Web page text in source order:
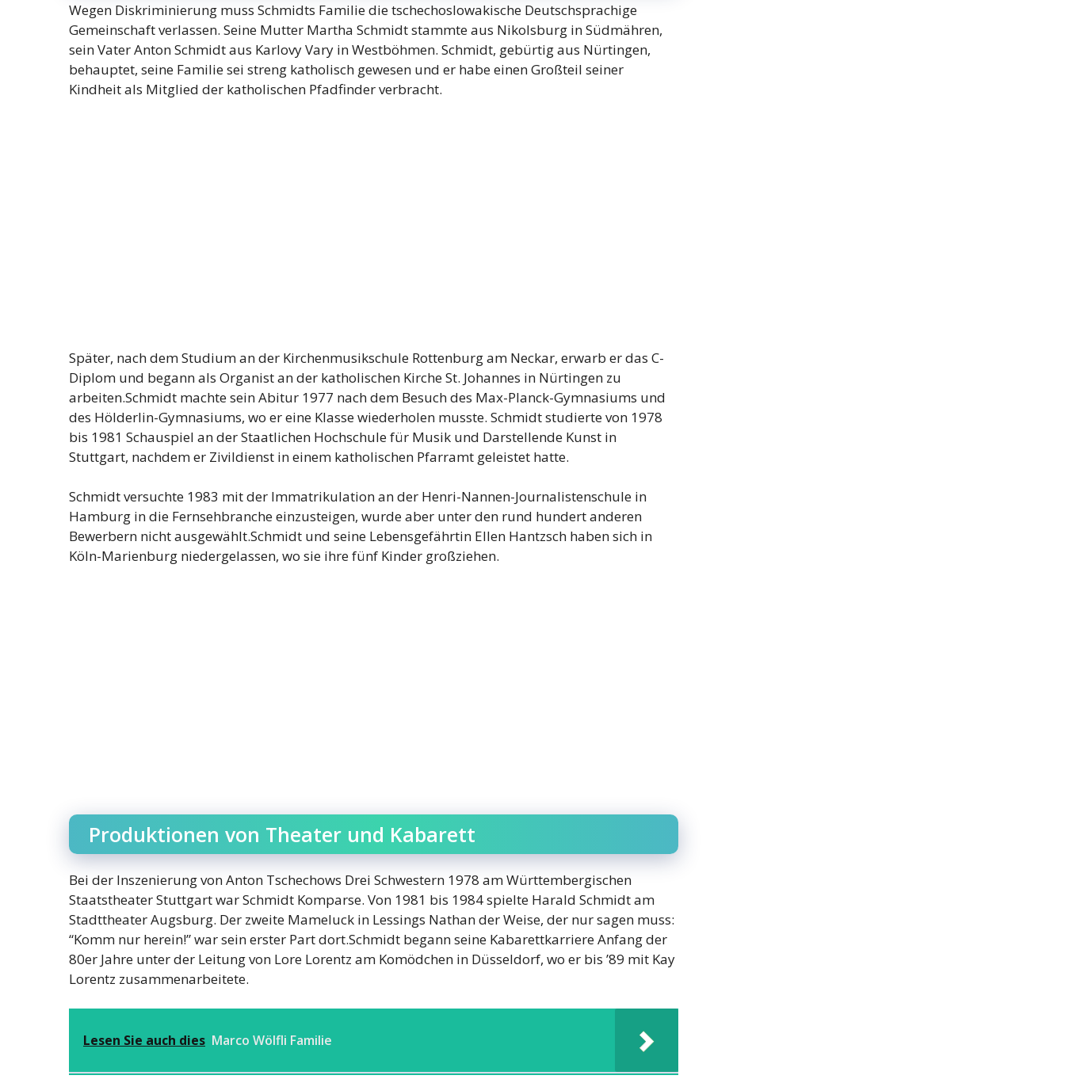
Wegen Diskriminierung muss Schmidts Familie die tschechoslowakische Deutschsprachige
Gemeinschaft verlassen. Seine Mutter Martha Schmidt stammte aus Nikolsburg in Südmähren,
sein Vater Anton Schmidt aus Karlovy Vary in Westböhmen. Schmidt, gebürtig aus Nürtingen,
behauptet, seine Familie sei streng katholisch gewesen und er habe einen Großteil seiner
Kindheit als Mitglied der katholischen Pfadfinder verbracht.
Später, nach dem Studium an der Kirchenmusikschule Rottenburg am Neckar, erwarb er das C-
Diplom und begann als Organist an der katholischen Kirche St. Johannes in Nürtingen zu
arbeiten.Schmidt machte sein Abitur 1977 nach dem Besuch des Max-Planck-Gymnasiums und
des Hölderlin-Gymnasiums, wo er eine Klasse wiederholen musste. Schmidt studierte von 1978
bis 1981 Schauspiel an der Staatlichen Hochschule für Musik und Darstellende Kunst in
Stuttgart, nachdem er Zivildienst in einem katholischen Pfarramt geleistet hatte.
Schmidt versuchte 1983 mit der Immatrikulation an der Henri-Nannen-Journalistenschule in
Hamburg in die Fernsehbranche einzusteigen, wurde aber unter den rund hundert anderen
Bewerbern nicht ausgewählt.Schmidt und seine Lebensgefährtin Ellen Hantzsch haben sich in
Köln-Marienburg niedergelassen, wo sie ihre fünf Kinder großziehen.
Produktionen von Theater und Kabarett
Bei der Inszenierung von Anton Tschechows Drei Schwestern 1978 am Württembergischen
Staatstheater Stuttgart war Schmidt Komparse. Von 1981 bis 1984 spielte Harald Schmidt am
Stadttheater Augsburg. Der zweite Mameluck in Lessings Nathan der Weise, der nur sagen muss:
“Komm nur herein!” war sein erster Part dort.Schmidt begann seine Kabarettkarriere Anfang der
80er Jahre unter der Leitung von Lore Lorentz am Komödchen in Düsseldorf, wo er bis ’89 mit Kay
Lorentz zusammenarbeitete.
Lesen Sie auch dies Marco Wölfli Familie